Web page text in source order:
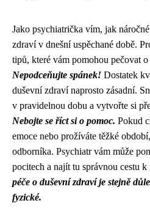
Jako psychiatrička vím, jak
zdraví v dnešní uspěchané době.
tipů, které vám pomohou pečovat
Nepodceňujte spánek! Dostatek
duševní zdraví naprosto zásadní.
v pravidelnou dobu a vytvořte si
Nebojte se říct si o pomoc. Pokud
emoce nebo prožíváte těžké
odborníka. Psychiatr vám může
pocitech a najít tu správnou cestu k
péče o duševní zdraví je stejně
fyzické.